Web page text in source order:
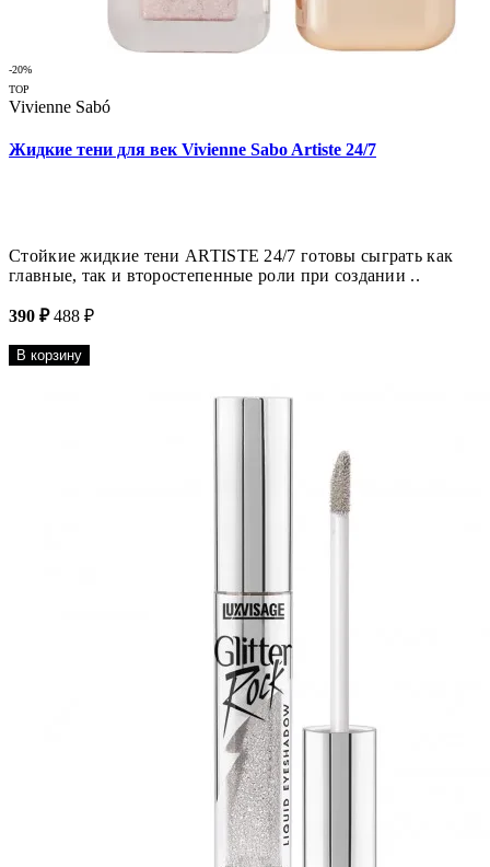
-20%
TOP
Vivienne Sabó
Жидкие тени для век Vivienne Sabo Artiste 24/7
Стойкие жидкие тени ARTISTE 24/7 готовы сыграть как
главные, так и второстепенные роли при создании ..
390 ₽ 488 ₽
В корзину